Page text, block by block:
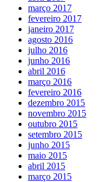
março 2017
fevereiro 2017
janeiro 2017
agosto 2016
julho 2016
junho 2016
abril 2016
março 2016
fevereiro 2016
dezembro 2015
novembro 2015
outubro 2015
setembro 2015
junho 2015
maio 2015
abril 2015
março 2015